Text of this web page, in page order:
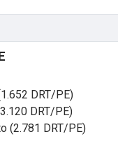
DRT/PE)
DRT/PE)
(2.781 DRT/PE)